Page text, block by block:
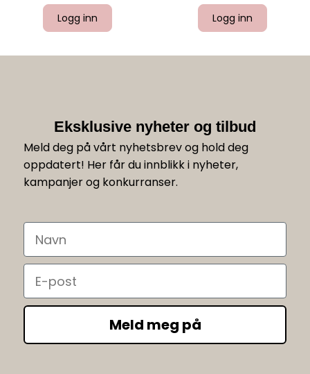
Logg inn Logg inn
Eksklusive nyheter og tilbud
Meld deg på vårt nyhetsbrev og hold deg
oppdatert! Her får du innblikk i nyheter,
kampanjer og konkurranser.
Navn
Email
Meld meg på